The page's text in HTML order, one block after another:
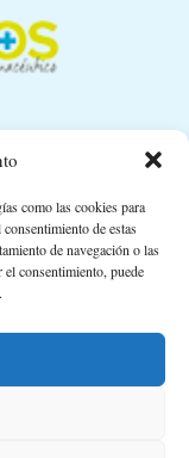
como las cookies para
de estas
de navegación o las
consentimiento, puede
11,